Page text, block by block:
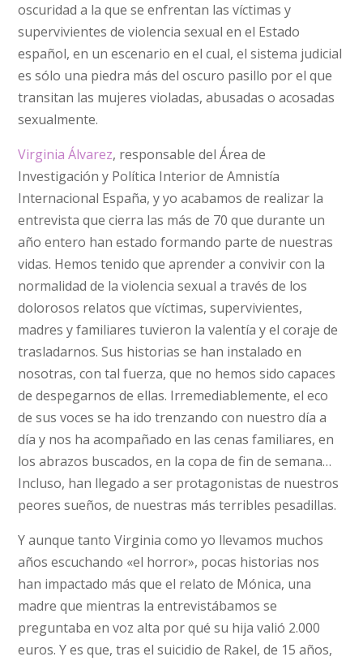
oscuridad a la que se enfrentan las víctimas y
supervivientes de violencia sexual en el Estado
español, en un escenario en el cual, el sistema judicial
es sólo una piedra más del oscuro pasillo por el que
transitan las mujeres violadas, abusadas o acosadas
sexualmente.
Virginia Álvarez, responsable del Área de
Investigación y Política Interior de Amnistía
Internacional España, y yo acabamos de realizar la
entrevista que cierra las más de 70 que durante un
año entero han estado formando parte de nuestras
vidas. Hemos tenido que aprender a convivir con la
normalidad de la violencia sexual a través de los
dolorosos relatos que víctimas, supervivientes,
madres y familiares tuvieron la valentía y el coraje de
trasladarnos. Sus historias se han instalado en
nosotras, con tal fuerza, que no hemos sido capaces
de despegarnos de ellas. Irremediablemente, el eco
de sus voces se ha ido trenzando con nuestro día a
día y nos ha acompañado en las cenas familiares, en
los abrazos buscados, en la copa de fin de semana…
Incluso, han llegado a ser protagonistas de nuestros
peores sueños, de nuestras más terribles pesadillas.
Y aunque tanto Virginia como yo llevamos muchos
años escuchando «el horror», pocas historias nos
han impactado más que el relato de Mónica, una
madre que mientras la entrevistábamos se
preguntaba en voz alta por qué su hija valió 2.000
euros. Y es que, tras el suicidio de Rakel, de 15 años,